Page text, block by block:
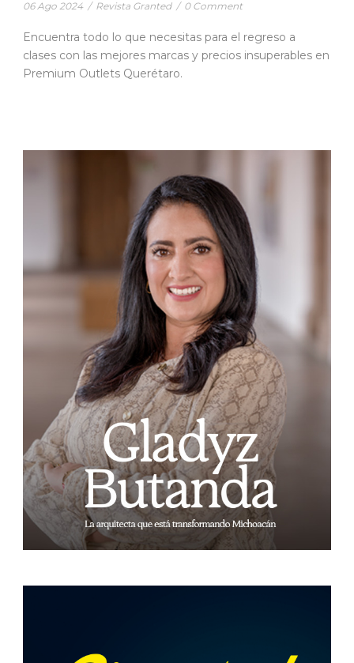
06 Ago 2024 / Revista Granted / 0 Comment
Encuentra todo lo que necesitas para el regreso a
clases con las mejores marcas y precios insuperables en
Premium Outlets Querétaro.